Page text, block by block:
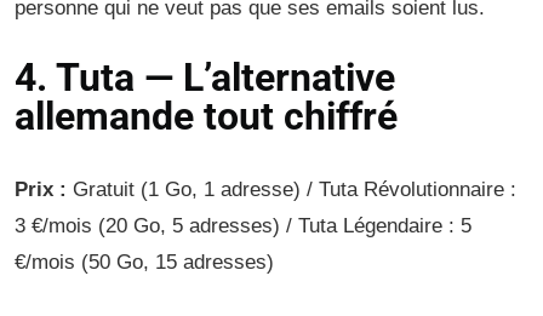
personne qui ne veut pas que ses emails soient lus.
4. Tuta — L’alternative
allemande tout chiffré
Prix : Gratuit (1 Go, 1 adresse) / Tuta Révolutionnaire :
3 €/mois (20 Go, 5 adresses) / Tuta Légendaire : 5
€/mois (50 Go, 15 adresses)